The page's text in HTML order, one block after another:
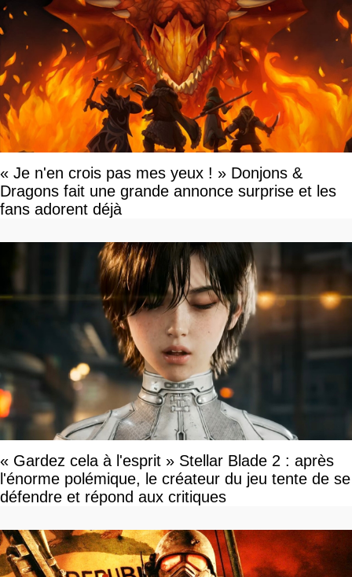
« Je n'en crois pas mes yeux ! » Donjons &
Dragons fait une grande annonce surprise et les
fans adorent déjà
« Gardez cela à l'esprit » Stellar Blade 2 : après
l'énorme polémique, le créateur du jeu tente de se
défendre et répond aux critiques